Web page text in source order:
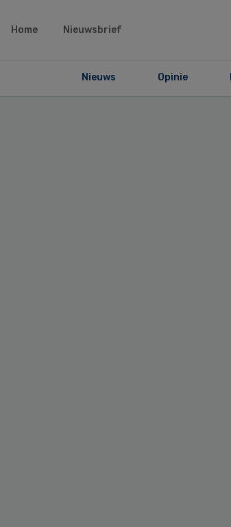
Home Nieuwsbrief
Nieuws Opinie